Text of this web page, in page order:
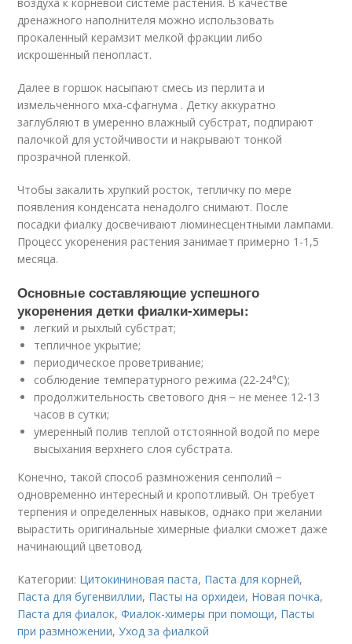
дренажного наполнителя можно использовать
прокаленный керамзит мелкой фракции либо
искрошенный пенопласт.
Далее в горшок насыпают смесь из перлита и
измельченного мха-сфагнума . Детку аккуратно
заглубляют в умеренно влажный субстрат, подпирают
палочкой для устойчивости и накрывают тонкой
прозрачной пленкой.
Чтобы закалить хрупкий росток, тепличку по мере
появления конденсата ненадолго снимают. После
посадки фиалку досвечивают люминесцентными лампами.
Процесс укоренения растения занимает примерно 1-1,5
месяца.
Основные составляющие успешного
укоренения детки фиалки-химеры:
легкий и рыхлый субстрат;
тепличное укрытие;
периодическое проветривание;
соблюдение температурного режима (22-24°С);
продолжительность светового дня − не менее 12-13
часов в сутки;
умеренный полив теплой отстоянной водой по мере
высыхания верхнего слоя субстрата.
Конечно, такой способ размножения сенполий −
одновременно интересный и кропотливый. Он требует
терпения и определенных навыков, однако при желании
вырастить оригинальные химерные фиалки сможет даже
начинающий цветовод.
Категории: Цитокининовая паста, Паста для корней,
Паста для бугенвиллии, Пасты на орхидеи, Новая почка,
Паста для фиалок,Фиалок-химеры при помощи, Пасты
при размножении,Уход за фиалкой